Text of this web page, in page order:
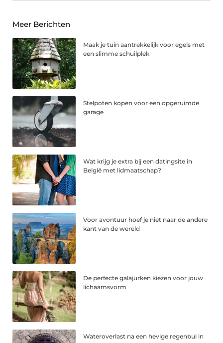
Meer Berichten
Maak je tuin aantrekkelijk voor egels met
een slimme schuilplek
Stelpoten kopen voor een opgeruimde
garage
Wat krijg je extra bij een datingsite in
België met lidmaatschap?
Voor avontuur hoef je niet naar de andere
kant van de wereld
De perfecte galajurken kiezen voor jouw
lichaamsvorm
Wateroverlast na een hevige regenbui in